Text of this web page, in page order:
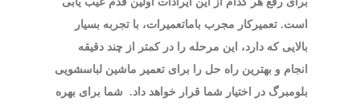
است. تعمیرکار مجرب باماتعمیرات، با تجربه بسیار
بالایی که دارد، این مرحله را در کمتر از چند دقیقه
انجام و بهترین راه حل را برای تعمیر ماشین لباسشویی
بلومبرگ در اختیار شما قرار خواهد داد. شما برای بهره